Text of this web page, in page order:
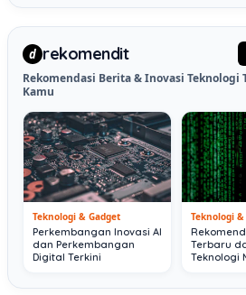
d rekomendit
Rekomendasi Berita & Inovasi Teknologi
Kamu
Teknologi & Gadget
Perkembangan Inovasi AI
dan Perkembangan
Digital Terkini
Teknologi
Terbaru
Teknologi